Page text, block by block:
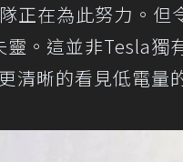
正在為此努力。但
。這並非Tesla獨
清晰的看見低電量